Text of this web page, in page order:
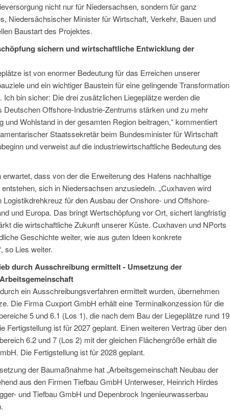
nicht nur für Niedersachsen, sondern für ganz
Niedersächsischer Minister für Wirtschaft, Verkehr, Bauen und
Baustart des Projektes.
sichern und wirtschaftliche Entwicklung der
ist von enormer Bedeutung für das Erreichen unserer
und ein wichtiger Baustein für eine gelingende Transformation
bin sicher: Die drei zusätzlichen Liegeplätze werden die
Deutschen Offshore-Industrie-Zentrums stärken und zu mehr
und Wohlstand in der gesamten Region beitragen,“ kommentiert
Staatssekretär beim Bundesminister für Wirtschaft
und verweist auf die industriewirtschaftliche Bedeutung des
dass von der die Erweiterung des Hafens nachhaltige
sich in Niedersachsen anzusiedeln. „Cuxhaven wird
Logistikdrehkreuz für den Ausbau der Onshore- und Offshore-
und Europa. Das bringt Wertschöpfung vor Ort, sichert langfristig
die wirtschaftliche Zukunft unserer Küste. Cuxhaven und NPorts
Geschichte weiter, wie aus guten Ideen konkrete
so Lies weiter.
durch Ausschreibung ermittelt - Umsetzung der
ein Ausschreibungsverfahren ermittelt wurden, übernehmen
Die Firma Cuxport GmbH erhält eine Terminalkonzession für die
5 und 6.1 (Los 1), die nach dem Bau der Liegeplätze rund 19
Fertigstellung ist für 2027 geplant. Einen weiteren Vertrag über den
6.2 und 7 (Los 2) mit der gleichen Flächengröße erhält die
Die Fertigstellung ist für 2028 geplant.
der Baumaßnahme hat „Arbeitsgemeinschaft Neubau der
aus den Firmen Tiefbau GmbH Unterweser, Heinrich Hirdes
und Tiefbau GmbH und Depenbrock Ingenieurwasserbau